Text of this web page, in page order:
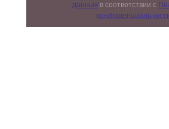
данных в соответствии с